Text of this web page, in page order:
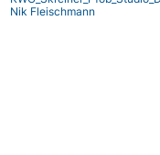
Nik Fleischmann